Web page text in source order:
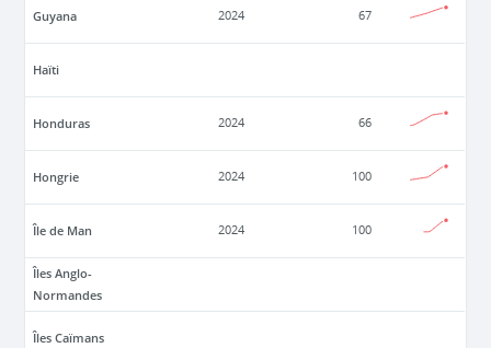
Guyana 2024 67
Haïti
Honduras 2024 66
Hongrie 2024 100
Île de Man 2024 100
Îles Anglo-
Normandes
Îles Caïmans